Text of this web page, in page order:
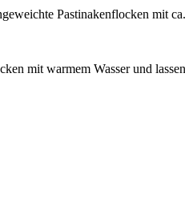
Pastinakenflocken mit
mit warmem Wasser und